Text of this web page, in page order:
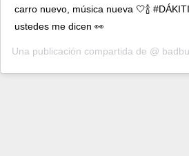
carro nuevo, música nueva 🤍🍾
ustedes me dicen 👀
Una publicación compartida de @